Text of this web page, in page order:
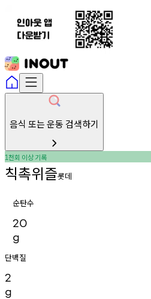
음식 또는 운동 검색하기
1천회 이상기록
칙촉위즐롯데
순탄수
20
g
단백질
2
g